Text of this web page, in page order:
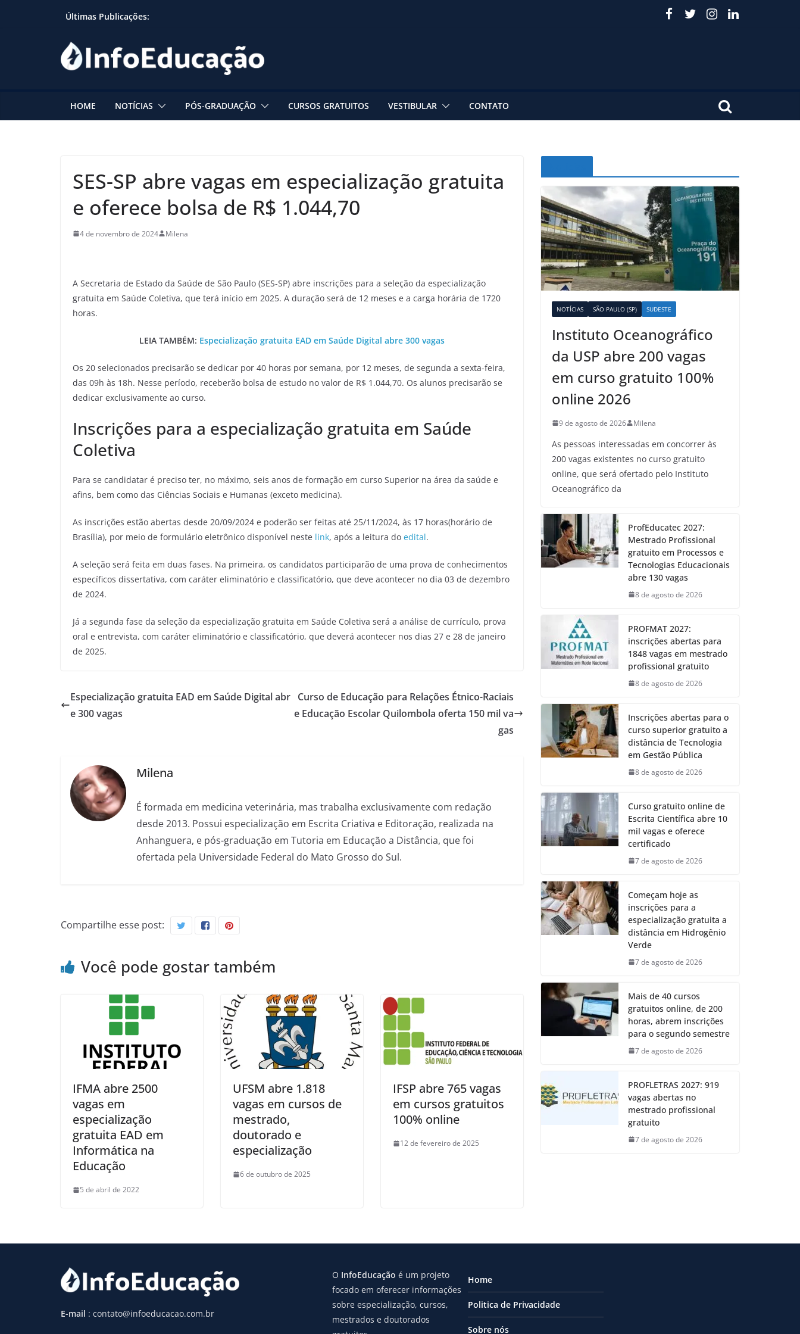
Últimas Publicações:
HOME NOTÍCIAS PÓS-GRADUAÇÃO CURSOS GRATUITOS VESTIBULAR CONTATO
SES-SP abre vagas em especialização gratuita
e oferece bolsa de R$ 1.044,70
4 de novembro de 2024 Milena
A Secretaria de Estado da Saúde de São Paulo (SES-SP) abre inscrições para a seleção da especialização
gratuita em Saúde Coletiva, que terá início em 2025. A duração será de 12 meses e a carga horária de 1720
horas.
LEIA TAMBÉM: Especialização gratuita EAD em Saúde Digital abre 300 vagas
Os 20 selecionados precisarão se dedicar por 40 horas por semana, por 12 meses, de segunda a sexta-feira,
das 09h às 18h. Nesse período, receberão bolsa de estudo no valor de R$ 1.044,70. Os alunos precisarão se
dedicar exclusivamente ao curso.
Inscrições para a especialização gratuita em Saúde
Coletiva
Para se candidatar é preciso ter, no máximo, seis anos de formação em curso Superior na área da saúde e
afins, bem como das Ciências Sociais e Humanas (exceto medicina).
As inscrições estão abertas desde 20/09/2024 e poderão ser feitas até 25/11/2024, às 17 horas(horário de
Brasília), por meio de formulário eletrônico disponível neste link, após a leitura do edital.
A seleção será feita em duas fases. Na primeira, os candidatos participarão de uma prova de conhecimentos
específicos dissertativa, com caráter eliminatório e classificatório, que deve acontecer no dia 03 de dezembro
de 2024.
Já a segunda fase da seleção da especialização gratuita em Saúde Coletiva será a análise de currículo, prova
oral e entrevista, com caráter eliminatório e classificatório, que deverá acontecer nos dias 27 e 28 de janeiro
de 2025.
Especialização gratuita EAD em Saúde Digital abr
e 300 vagas
Curso de Educação para Relações Étnico-Raciais
e Educação Escolar Quilombola oferta 150 mil va
gas
Milena
É formada em medicina veterinária, mas trabalha exclusivamente com redação
desde 2013. Possui especialização em Escrita Criativa e Editoração, realizada na
Anhanguera, e pós-graduação em Tutoria em Educação a Distância, que foi
ofertada pela Universidade Federal do Mato Grosso do Sul.
Compartilhe esse post:
Você pode gostar também
IFMA abre 2500
vagas em
especialização
gratuita EAD em
Informática na
Educação
5 de abril de 2022
UFSM abre 1.818
vagas em cursos de
mestrado,
doutorado e
especialização
6 de outubro de 2025
IFSP abre 765 vagas
em cursos gratuitos
100% online
12 de fevereiro de 2025
NOTÍCIAS SÃO PAULO (SP) SUDESTE
Instituto Oceanográfico
da USP abre 200 vagas
em curso gratuito 100%
online 2026
9 de agosto de 2026 Milena
As pessoas interessadas em concorrer às
200 vagas existentes no curso gratuito
online, que será ofertado pelo Instituto
Oceanográfico da
ProfEducatec 2027:
Mestrado Profissional
gratuito em Processos e
Tecnologias Educacionais
abre 130 vagas
8 de agosto de 2026
PROFMAT 2027:
inscrições abertas para
1848 vagas em mestrado
profissional gratuito
8 de agosto de 2026
Inscrições abertas para o
curso superior gratuito a
distância de Tecnologia
em Gestão Pública
8 de agosto de 2026
Curso gratuito online de
Escrita Científica abre 10
mil vagas e oferece
certificado
7 de agosto de 2026
Começam hoje as
inscrições para a
especialização gratuita a
distância em Hidrogênio
Verde
7 de agosto de 2026
Mais de 40 cursos
gratuitos online, de 200
horas, abrem inscrições
para o segundo semestre
7 de agosto de 2026
PROFLETRAS 2027: 919
vagas abertas no
mestrado profissional
gratuito
7 de agosto de 2026
E-mail : contato@infoeducacao.com.br
O InfoEducação é um projeto
focado em oferecer informações
sobre especialização, cursos,
mestrados e doutorados
Home
Politica de Privacidade
Sobre nós